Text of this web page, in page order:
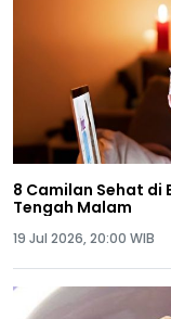
8 Camilan Sehat di
Tengah Malam
19 Jul 2026, 20:00 WIB